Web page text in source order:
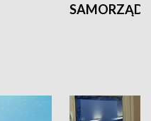
SAMORZĄD